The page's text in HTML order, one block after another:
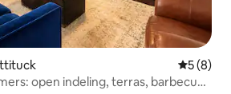
5 (8)
open indeling, terras, barbecue,